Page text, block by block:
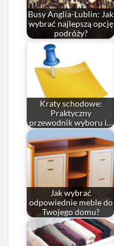
Busy Anglia-Lublin: Jak
wybrać najlepszą opcję
podróży?
Kraty schodowe:
Praktyczny
przewodnik wyboru i…
Jak wybrać
odpowiednie meble do
Twojego domu?